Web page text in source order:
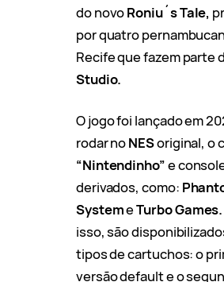
do novoRoniu´s Tale,
por quatro
Recife que fazem parte
Studio.
O jogo foi lançado em
rodar noNESoriginal, o
“Nintendinho”e
derivados, como:
SystemeTurbo Games.
isso, são
tipos de cartuchos: o
versão default e o